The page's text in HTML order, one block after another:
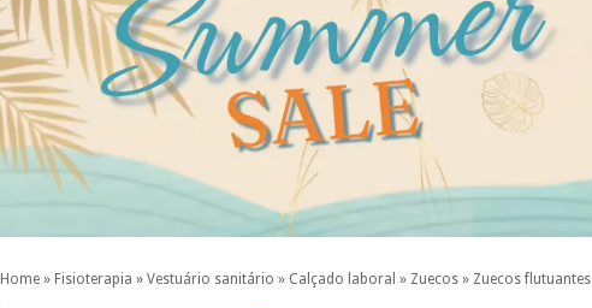
Home » Fisioterapia » Vestuário sanitário » Calçado laboral » Zuecos » Zuecos flutuantes